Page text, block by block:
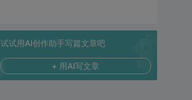
试试用AI创作助手写篇文章吧
+ 用AI写文章